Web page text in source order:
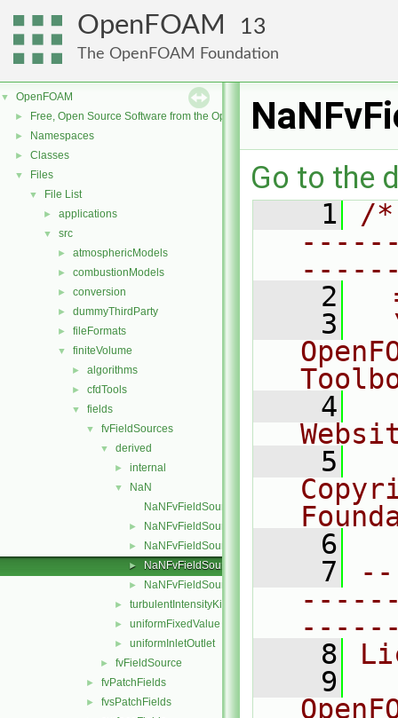
OpenFOAM 13
The OpenFOAM Foundation
▼ OpenFOAM
► Free, Open Source Software from the OpenFOAM Foundation
► Namespaces
► Classes
▼ Files
▼ File List
► applications
▼ src
► atmosphericModels
► combustionModels
► conversion
► dummyThirdParty
► fileFormats
▼ finiteVolume
► algorithms
► cfdTools
▼ fields
▼ fvFieldSources
▼ derived
► internal
▼
NaN
NaNFvFieldSource.C
► NaNFvFieldSource.H
► NaNFvFieldSources.C
► NaNFvFieldSources.H
► NaNFvFieldSourcesFwd.H
► turbulentIntensityKineticEnergy
► uniformFixedValue
► uniformInletOutlet
► fvFieldSource
► fvPatchFields
► fvsPatchFields
Go to the
    1
/
    2
    3
    4
    5
    6
    7
    8
    9